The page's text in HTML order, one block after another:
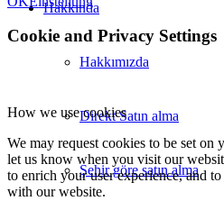
Hakkında
Hakkımızda
Direkt Satın alma
Şehir göre satın alma
Cookie and Privacy Settings
How we use cookies
We may request cookies to be set on
let us know when you visit our
to enrich your user experience, and
with our website.